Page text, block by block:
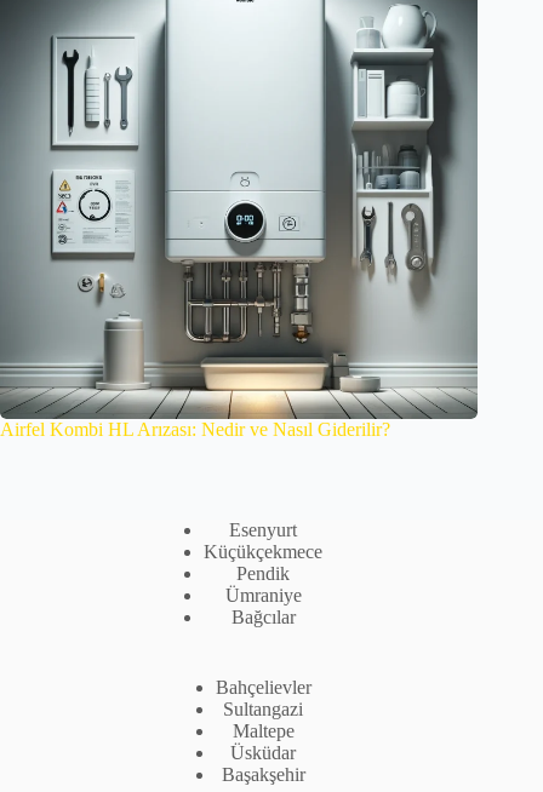
Airfel Kombi HL Arızası: Nedir ve Nasıl Giderilir?
Esenyurt
Küçükçekmece
Pendik
Ümraniye
Bağcılar
Bahçelievler
Sultangazi
Maltepe
Üsküdar
Başakşehir